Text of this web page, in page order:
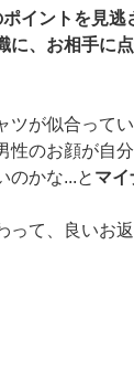
イントを見
、お相手に
が似合って
性のお顔が自
のかな...と マイ
て、良いお